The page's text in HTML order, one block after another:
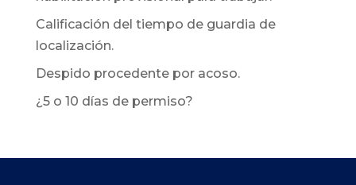
Calificación del tiempo de guardia de
localización.
Despido procedente por acoso.
¿5 o 10 días de permiso?